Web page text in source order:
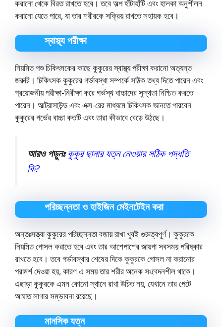
করানো থেকে বিরত রাখতে হবে। তবে অল্প হাঁটাহাঁটি এবং হালকা অনুশীলন
করানো যেতে পারে, যা তার শরীরকে সক্রিয় রাখতে সহায়ক হবে।
স্বাস্থ্য পরীক্ষা
নিয়মিত পশু চিকিৎসকের কাছে কুকুরের স্বাস্থ্য পরীক্ষা করানো অত্যন্ত
জরুরি। চিকিৎসক কুকুরের গর্ভাবস্থা সম্পর্কে সঠিক তথ্য দিতে পারেন এবং
প্রয়োজনীয় পরীক্ষা-নিরীক্ষা করে গর্ভস্থ বাচ্চাদের সুস্থতা নিশ্চিত করতে
পারেন। আল্ট্রাসাউন্ড এবং এক্স-রের মাধ্যমে চিকিৎসক জানতে পারবেন
কুকুরের গর্ভের বাচ্চা কতটি এবং তারা কীভাবে বেড়ে উঠছে।
আরও পড়ুনঃ কুকুর ছানার যত্ন নেওয়ার সঠিক পদ্ধতি
কি?
পরিচ্ছন্নতা ও হাইজিন মেইনটেইন করা
অন্তঃসত্ত্বা কুকুরের পরিচ্ছন্নতা বজায় রাখা খুবই গুরুত্বপূর্ণ। কুকুরকে
নিয়মিত গোসল করাতে হবে এবং তার আশেপাশের জায়গা সবসময় পরিষ্কার
রাখতে হবে। তবে গর্ভাবস্থার শেষের দিকে কুকুরকে গোসল না করানোর
পরামর্শ দেওয়া হয়, কারণ এ সময় তার শরীর অনেক সংবেদনশীল থাকে।
এছাড়া কুকুরকে এমন কোনো স্থানে রাখা উচিত নয়, যেখানে তার পেটে
আঘাত লাগার সম্ভাবনা রয়েছে।
মানসিক যত্ন